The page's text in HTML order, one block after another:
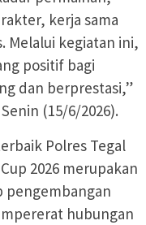
kerja sama
Melalui kegiatan ini,
positif bagi
dan berprestasi,”
(15/6/2026).
Polres Tegal
2026 merupakan
pengembangan
hubungan